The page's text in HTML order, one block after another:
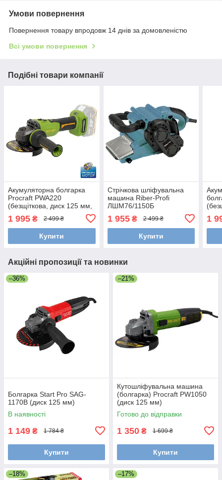
Умови повернення
Повернення товару впродовж 14 днів за домовленістю
Всі умови повернення
Подібні товари компанії
Акумуляторна болгарка
Procraft PWA220
(безщіткова, диск 125 мм,
1 995 ₴ 2 499 ₴
Купити
Стрічкова шліфувальна
машина Riber-Profi
ЛШМ76/1150Б
(регулювання швидкості)
1 955₴ 2 499 ₴
Купити
1
Акційні пропозиції та новинки
–36%
Болгарка Start Pro SAG-
1170B (диск 125 мм)
В наявності
1 149 ₴ 1 784 ₴
Купити
–21%
Кутошліфувальна машина
(болгарка) Procraft PW1050
(диск 125 мм)
Готово до відправки
1 350 ₴ 1 699 ₴
Купити
–18% –17%